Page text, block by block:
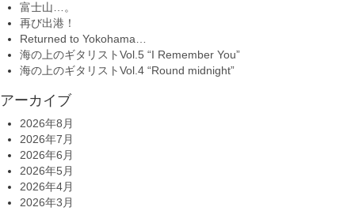
富士山…。
再び出港！
Returned to Yokohama…
海の上のギタリストVol.5 “I Remember You”
海の上のギタリストVol.4 “Round midnight”
アーカイブ
2026年8月
2026年7月
2026年6月
2026年5月
2026年4月
2026年3月